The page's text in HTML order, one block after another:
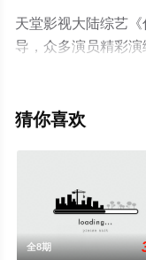
天堂影视大陆综艺
导，众多演员精彩
完整版综艺节目就
猜你喜欢
全8期